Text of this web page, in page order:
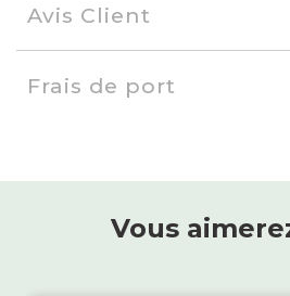
Avis Client
Frais de port
Vous